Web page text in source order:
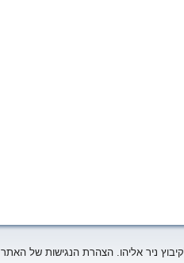
ניר אליהו. הצהרת הנגישות של האתר